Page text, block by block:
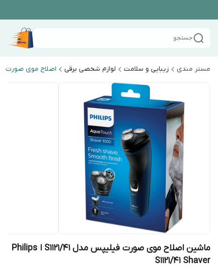
جستجو
مستر مندی زیبایی و سلامت لوازم شخصی برقی اصلاح موی صورت
ماشین اصلاح موی صورت فیلیپس مدل S1121/41 ا Philips
S1121/41 Shaver